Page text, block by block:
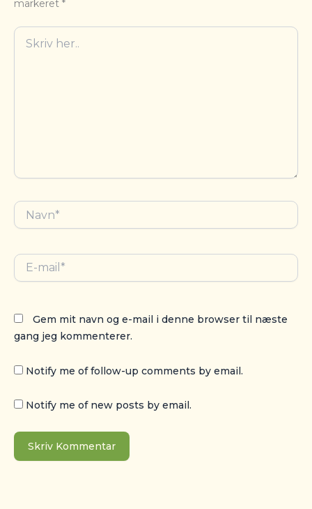
markeret *
Skriv
her..
Navn*
E-
mail*
Gem mit navn og e-mail i denne browser til næste
gang jeg kommenterer.
Notify me of follow-up comments by email.
Notify me of new posts by email.